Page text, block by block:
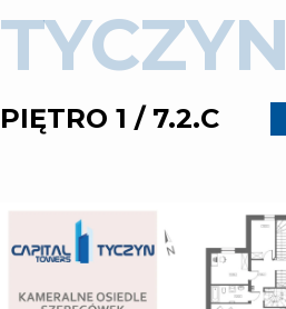
TYCZYN
PIĘTRO 1 / 7.2.C